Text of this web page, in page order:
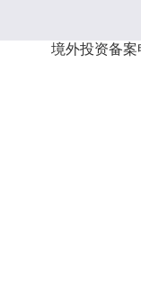
境外投资备案